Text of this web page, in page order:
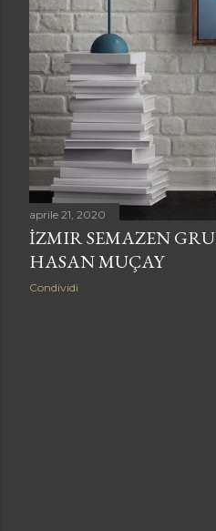
aprile 21, 2020
İZMIR SEMAZEN
HASAN MUÇAY
Condividi